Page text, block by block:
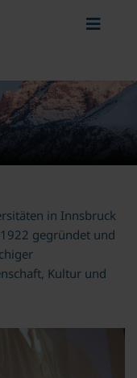
in Innsbruck
gegründet und
Kultur und